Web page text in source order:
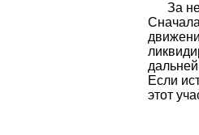
За
Если
этот